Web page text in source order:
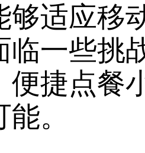
够适应移
临一些挑
便捷点餐
。